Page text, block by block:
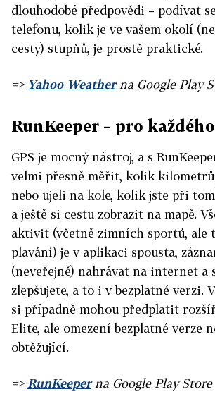
dlouhodobé předpovědi – podívat
telefonu, kolik je ve vašem okolí
cesty) stupňů, je prostě praktické.
=> Yahoo Weatherna Google Play
RunKeeper – pro
GPS je mocný nástroj, a s
velmi přesně měřit, kolik
nebo ujeli na kole, kolik jste při
a ještě si cestu zobrazit na mapě.
aktivit (včetně zimních sportů, ale
plavání) je v aplikaci spousta,
(neveřejně) nahrávat na internet a
zlepšujete, a to i v bezplatné verzi.
si případně mohou předplatit
Elite, ale omezení bezplatné verze
obtěžující.
=> RunKeeperna Google Play Store